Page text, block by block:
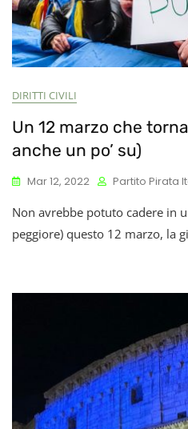
DIRITTI CIVILI
Un 12 marzo che
anche un po’ su)
Mar 12, 2022 Partito Pirata
Non avrebbe potuto cadere in
peggiore) questo 12 marzo, la